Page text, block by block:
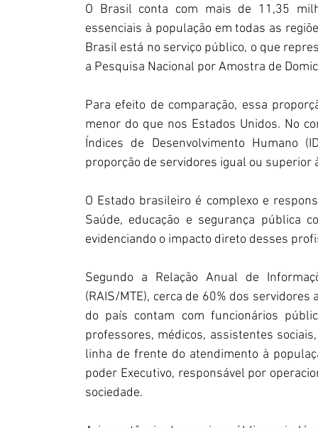
O Brasil conta com mais de 11,35
essenciais à população em todas as
Brasil está no serviço público, o que
a Pesquisa Nacional por Amostra de
Para efeito de comparação, essa
menor do que nos Estados Unidos. No
Índices de Desenvolvimento Humano
proporção de servidores igual ou superior
O Estado brasileiro é complexo e
Saúde, educação e segurança pública
evidenciando o impacto direto desses
Segundo a Relação Anual de
(RAIS/MTE), cerca de 60% dos
do país contam com funcionários
professores, médicos, assistentes
linha de frente do atendimento à
poder Executivo, responsável por
sociedade.